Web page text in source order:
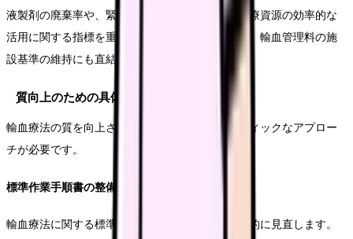
液製剤の廃棄率や、緊急輸血の実施状況など、医療資源の効率的な
活用に関する指標を重視します。これらの指標は、輸血管理料の施
設基準の維持にも直結します。
質向上のための具体的な取り組み
輸血療法の質を向上させるためには、システマティックなアプロー
チが必要です。
標準作業手順書の整備
輸血療法に関する標準作業手順書を整備し、定期的に見直します。